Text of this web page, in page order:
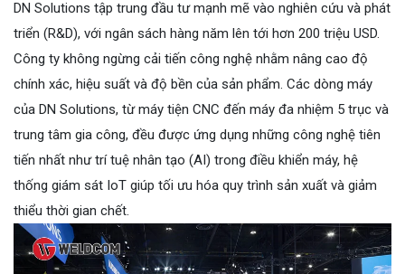
DN Solutions tập trung đầu tư mạnh mẽ vào nghiên cứu và phát
triển (R&D), với ngân sách hàng năm lên tới hơn 200 triệu USD.
Công ty không ngừng cải tiến công nghệ nhằm nâng cao độ
chính xác, hiệu suất và độ bền của sản phẩm. Các dòng máy
của DN Solutions, từ máy tiện CNC đến máy đa nhiệm 5 trục và
trung tâm gia công, đều được ứng dụng những công nghệ tiên
tiến nhất như trí tuệ nhân tạo (AI) trong điều khiển máy, hệ
thống giám sát IoT giúp tối ưu hóa quy trình sản xuất và giảm
thiểu thời gian chết.